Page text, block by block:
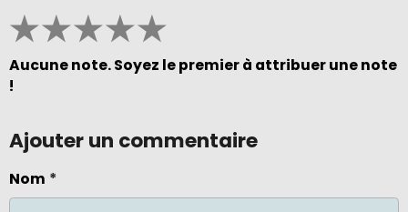
★★★★★
Aucune note. Soyez le premier à attribuer une note
!
Ajouter un commentaire
Nom